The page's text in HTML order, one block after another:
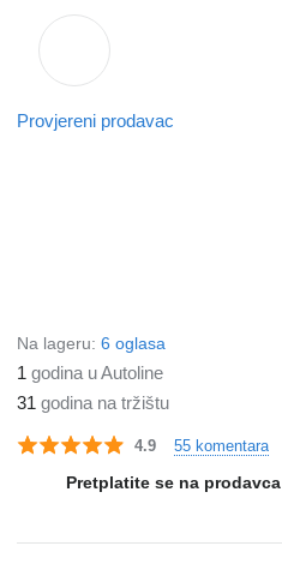
Provjereni prodavac
Na lageru: 6 oglasa
1 godina u Autoline
31 godina na tržištu
4.9 55 komentara
Pretplatite se na prodavca